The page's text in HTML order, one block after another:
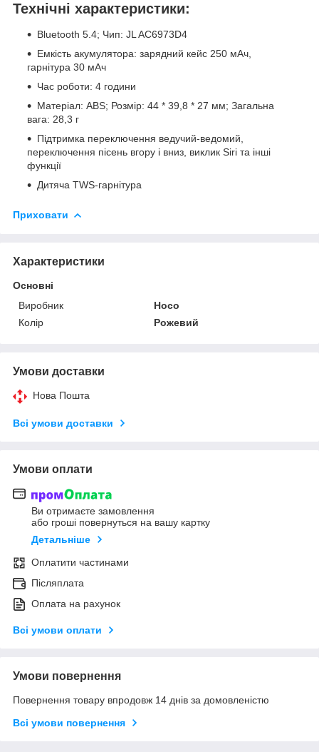
Технічні характеристики:
Bluetooth 5.4; Чип: JL AC6973D4
Емкість акумулятора: зарядний кейс 250 мАч,
гарнітура 30 мАч
Час роботи: 4 години
Матеріал: ABS; Розмір: 44 * 39,8 * 27 мм; Загальна
вага: 28,3 г
Підтримка переключення ведучий-ведомий,
переключення пісень вгору і вниз, виклик Siri та інші
функції
Дитяча TWS-гарнітура
Приховати
Характеристики
Основні
Виробник
Hoco
Колір
Рожевий
Умови доставки
Нова Пошта
Всі умови доставки
Умови оплати
Ви отримаєте замовлення
або гроші повернуться на вашу картку
Детальніше
Оплатити частинами
Післяплата
Оплата на рахунок
Всі умови оплати
Умови повернення
Повернення товару впродовж 14 днів за домовленістю
Всі умови повернення